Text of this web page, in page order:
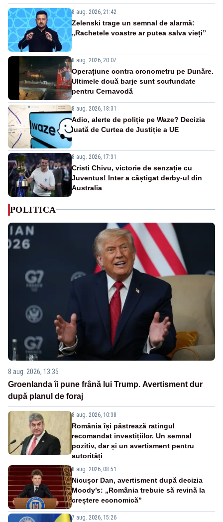
8 aug. 2026, 21:42
Zelenski trage un semnal de alarmă:
„Rachetele voastre ar putea salva vieți”
8 aug. 2026, 20:07
Operațiune contra cronometru pe Dunăre.
Ultimele două barje sunt scufundate
pentru Cernavodă
8 aug. 2026, 18:31
Adio, alerte de poliție pe Waze? Decizia
luată de Curtea de Justiție a UE
8 aug. 2026, 17:31
Cristi Chivu, victorie de senzație cu
Juventus! Inter a câștigat derby-ul din
Australia
POLITICA
8 aug. 2026, 13:35
Groenlanda îi pune frână lui Trump. Avertisment dur
după planul de foraj
8 aug. 2026, 10:38
România își păstrează ratingul
recomandat investițiilor. Un semnal
pozitiv, dar și un avertisment pentru
autorități
8 aug. 2026, 08:51
Nicușor Dan, avertisment după decizia
Moody’s: „România trebuie să revină la
creștere economică”
7 aug. 2026, 15:26